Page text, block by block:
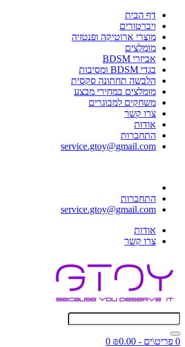
דף הבית
ויברטורים
מוצרי ארוטיקה ופנטזיה
מומלצים
אביזרי BDSM
בגדי BDSM ומסיבות
הלבשה תחתונה סקסית
מומלצים במחירי מבצע
משחקים למבוגרים
צרו קשר
אודות
התחברות
service.gtoy@gmail.com
התחברות
service.gtoy@gmail.com
אודות
צרו קשר
0 פריט\ים - ₪0.00
0